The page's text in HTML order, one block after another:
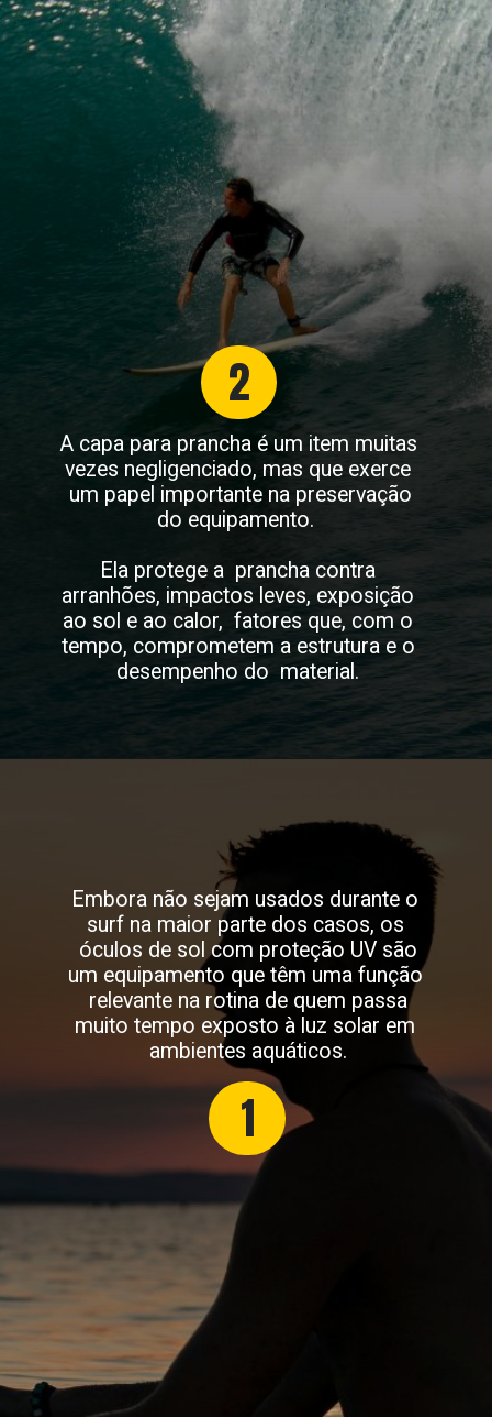
2
A capa para prancha é um item muitas
vezes negligenciado, mas que exerce
um papel importante na preservação
do equipamento.
Ela protege a prancha contra
arranhões, impactos leves, exposição
ao sol e ao calor, fatores que, com o
tempo, comprometem a estrutura e o
desempenho do material.
1
Embora não sejam usados durante o
surf na maior parte dos casos, os
óculos de sol com proteção UV são
um equipamento que têm uma função
relevante na rotina de quem passa
muito tempo exposto à luz solar em
ambientes aquáticos.